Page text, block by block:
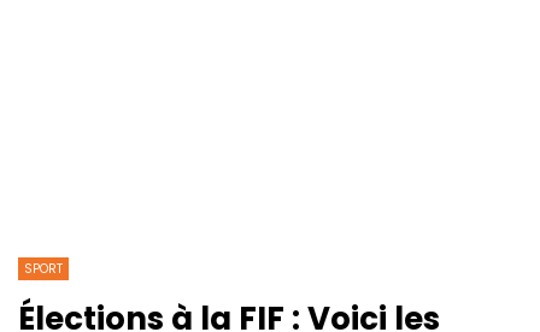
SPORT
Élections à la FIF : Voici les